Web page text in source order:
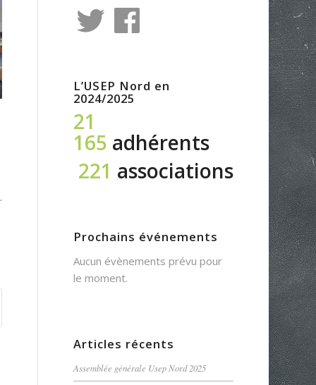
Twitter Facebook
L’USEP Nord en
2024/2025
21
165 adhérents
221 associations
Prochains événements
Aucun évènements prévu pour
le moment.
Articles récents
Assemblée générale Usep Nord 2025